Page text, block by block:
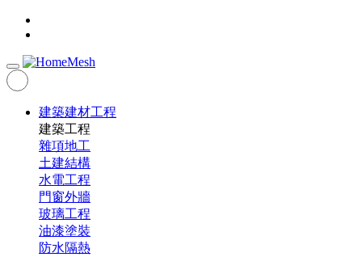
建築建材工程
建築工程
雜項地工
土建結構
水電工程
門窗外牆
玻璃工程
油漆塗裝
防水隔熱